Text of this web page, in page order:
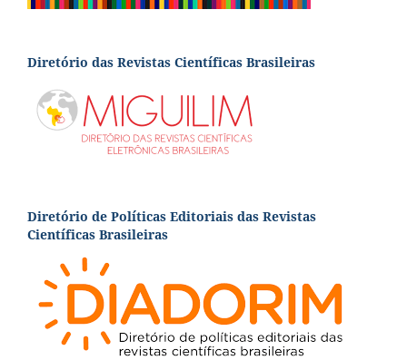
Diretório das Revistas Científicas Brasileiras
Diretório de Políticas Editoriais das Revistas
Científicas Brasileiras